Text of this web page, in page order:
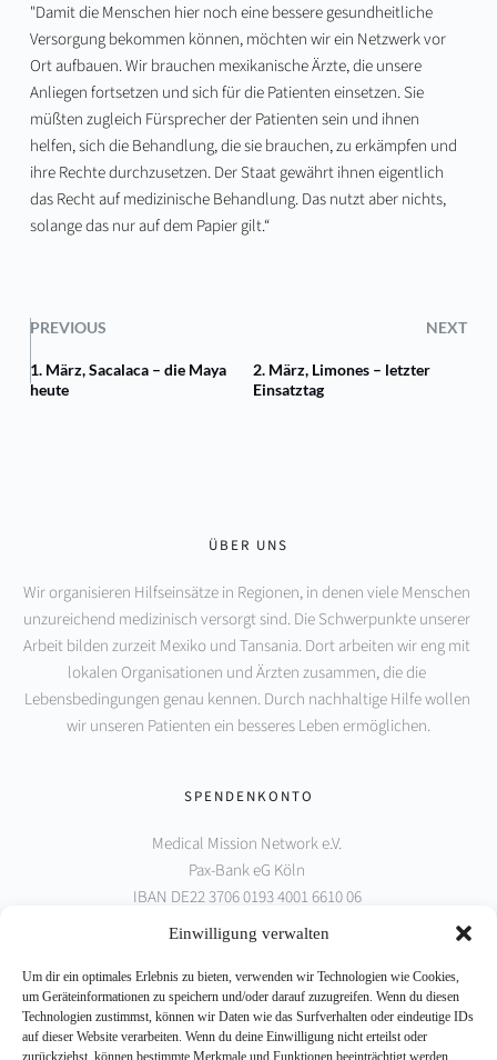
Einwilligung verwalten
Um dir ein optimales Erlebnis zu bieten, verwenden wir Technologien wie Cookies,
um Geräteinformationen zu speichern und/oder darauf zuzugreifen. Wenn du diesen
Technologien zustimmst, können wir Daten wie das Surfverhalten oder eindeutige IDs
auf dieser Website verarbeiten. Wenn du deine Einwilligung nicht erteilst oder
zurückziehst, können bestimmte Merkmale und Funktionen beeinträchtigt werden.
"Damit die Menschen hier noch eine bessere gesundheitliche
Versorgung bekommen können, möchten wir ein Netzwerk vor
Ort aufbauen. Wir brauchen mexikanische Ärzte, die unsere
Anliegen fortsetzen und sich für die Patienten einsetzen. Sie
müßten zugleich Fürsprecher der Patienten sein und ihnen
helfen, sich die Behandlung, die sie brauchen, zu erkämpfen und
ihre Rechte durchzusetzen. Der Staat gewährt ihnen eigentlich
das Recht auf medizinische Behandlung. Das nutzt aber nichts,
solange das nur auf dem Papier gilt.“
PREVIOUS NEXT
1. März, Sacalaca – die Maya
heute
2. März, Limones – letzter
Einsatztag
ÜBER UNS
Wir organisieren Hilfseinsätze in Regionen, in denen viele Menschen
unzureichend medizinisch versorgt sind. Die Schwerpunkte unserer
Arbeit bilden zurzeit Mexiko und Tansania. Dort arbeiten wir eng mit
lokalen Organisationen und Ärzten zusammen, die die
Lebensbedingungen genau kennen. Durch nachhaltige Hilfe wollen
wir unseren Patienten ein besseres Leben ermöglichen.
SPENDENKONTO
Medical Mission Network e.V.
Pax-Bank eG Köln
IBAN DE22 3706 0193 4001 6610 06
BIC GENODED1PAX
PARTNER